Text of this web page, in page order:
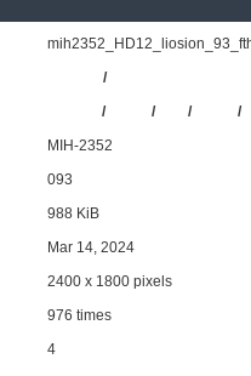
/
/ / / /
ΜΙΗ-2352
093
988 KiB
Mar 14, 2024
2400 x 1800 pixels
976 times
4